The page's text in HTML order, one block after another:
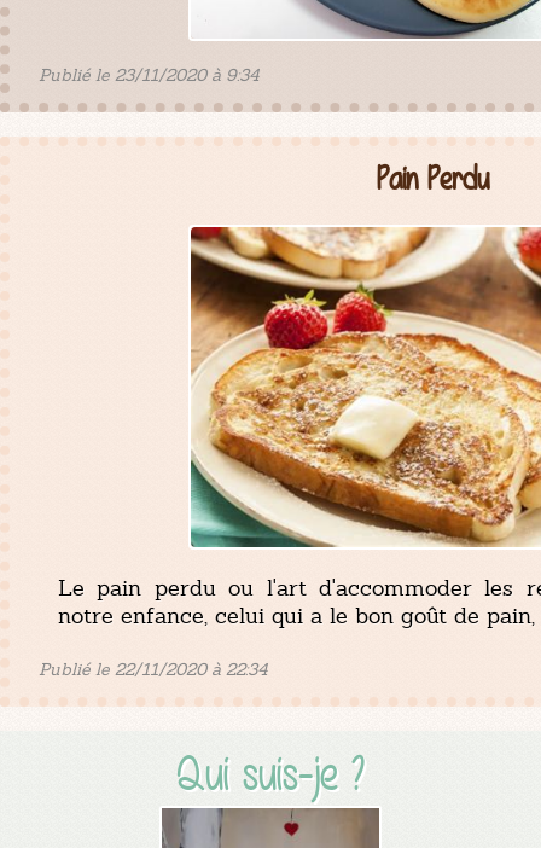
Qui suis-je ?
Publié le 23/11/2020 à 9:34
Pain Perdu
Le pain perdu ou l'art d'accommoder les
notre enfance, celui qui a le bon goût de pain,
Publié le 22/11/2020 à 22:34